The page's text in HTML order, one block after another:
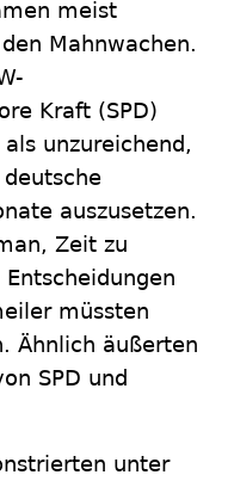
meist
Mahnwachen.
Kraft (SPD)
als unzureichend,
auszusetzen.
Zeit zu
müssten
Ähnlich äußerten
SPD und
unter